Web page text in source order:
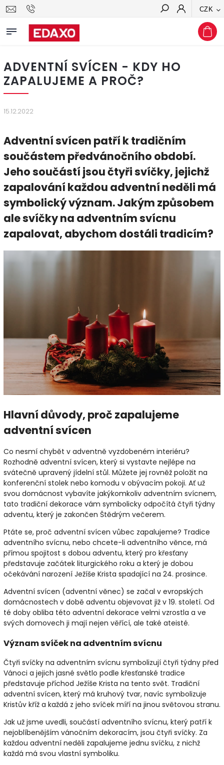
CZK
Hledat
ADVENTNÍ SVÍCEN - KDY HO
ZAPALUJEME A PROČ?
15.12.2022
Adventní svícen patří k tradičním
součástem předvánočního období.
Jeho součástí jsou čtyři svíčky, jejichž
zapalování každou adventní neděli má
symbolický význam. Jakým způsobem
ale svíčky na adventním svícnu
zapalovat, abychom dostáli tradicím?
Hlavní důvody, proč zapalujeme
adventní svícen
Co nesmí chybět v adventně vyzdobeném interiéru?
Rozhodně adventní svícen, který si vystavte nejlépe na
svátečně upravený jídelní stůl. Můžete jej rovněž položit na
konferenční stolek nebo komodu v obývacím pokoji. Ať už
svou domácnost vybavíte jakýkomkoliv adventním svícnem,
tato tradiční dekorace vám symbolicky odpočítá čtyři týdny
adventu, který je zakončen Štědrým večerem.
Ptáte se, proč adventní svícen vůbec zapalujeme? Tradice
adventního svícnu, nebo chcete-li adventního věnce, má
přímou spojitost s dobou adventu, který pro křesťany
představuje začátek liturgického roku a který je dobou
očekávání narození Ježíše Krista spadající na 24. prosince.
Adventní svícen (adventní věnec) se začal v evropských
domácnostech v době adventu objevovat již v 19. století. Od
té doby obliba této adventní dekorace velmi vzrostla a ve
svých domovech ji mají nejen věřící, ale také ateisté.
Význam svíček na adventním svícnu
Čtyři svíčky na adventním svícnu symbolizují čtyři týdny před
Vánoci a jejich jasné světlo podle křesťanské tradice
představuje příchod Ježíše Krista na tento svět. Tradiční
adventní svícen, který má kruhový tvar, navíc symbolizuje
Kristův kříž a každá z jeho svíček míří na jinou světovou stranu.
Jak už jsme uvedli, součástí adventního svícnu, který patří k
nejoblíbenějším vánočním dekoracím, jsou čtyři svíčky. Za
každou adventní neděli zapalujeme jednu svíčku, z nichž
každá má svou vlastní symboliku.